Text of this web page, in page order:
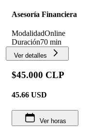
Asesoría Financiera
ModalidadOnline
Duración70 min
Ver detalles
$45.000 CLP
45.66 USD
Ver horas